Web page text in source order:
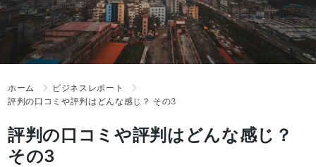
ホーム
ビジネスレポート
評判の口コミや評判はどんな感じ？ その3
評判の口コミや評判はどんな感じ？
その3